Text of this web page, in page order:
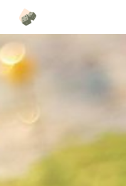
direct
naar
de